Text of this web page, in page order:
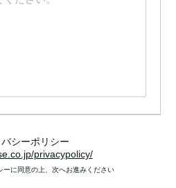
シーポリシー
privacypolicy/
ーに同意の上、次へお進みください